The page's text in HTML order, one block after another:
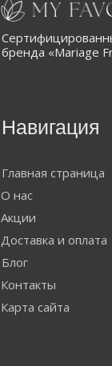
бренда «Mariage
Навигация
Главная страница
О нас
Акции
Доставка и оплата
Карта сайта
Блог
Контакты